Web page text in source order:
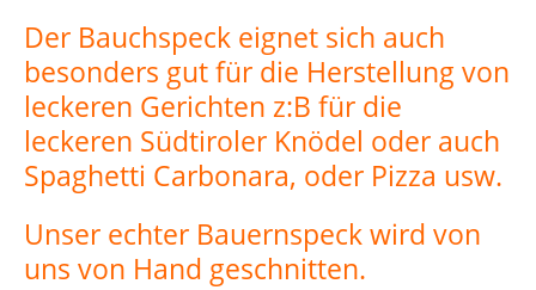
Der Bauchspeck eignet sich auch
besonders gut für die Herstellung von
leckeren Gerichten z:B für die
leckeren Südtiroler Knödel oder auch
Spaghetti Carbonara, oder Pizza usw.
Unser echter Bauernspeck wird von
uns von Hand geschnitten.